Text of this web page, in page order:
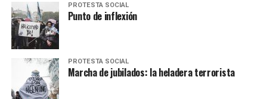
PROTESTA SOCIAL
Punto de inflexión
PROTESTA SOCIAL
Marcha de jubilados: la heladera terrorista